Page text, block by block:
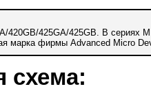
420GB/425GA/425GB. В сериях
марка фирмы Advanced Micro
схема: